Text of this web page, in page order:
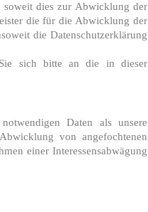
soweit dies zur Abwicklung der
die für die Abwicklung der
die Datenschutzerklärung
sich bitte an die in dieser
Daten als unsere
von angefochtenen
einer Interessensabwägung